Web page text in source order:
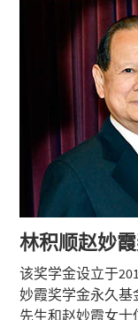
林积顺赵妙
该奖学金设立于
妙霞奖学金永久
先生和赵妙霞女